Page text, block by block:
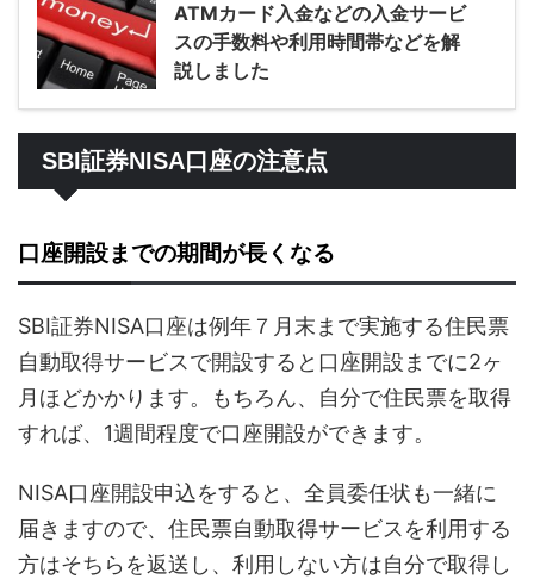
ATMカード入金などの入金サービ
スの手数料や利用時間帯などを解
説しました
SBI証券NISA口座の注意点
口座開設までの期間が長くなる
SBI証券NISA口座は例年７月末まで実施する住民票
自動取得サービスで開設すると口座開設までに2ヶ
月ほどかかります。もちろん、自分で住民票を取得
すれば、1週間程度で口座開設ができます。
NISA口座開設申込をすると、全員委任状も一緒に
届きますので、住民票自動取得サービスを利用する
方はそちらを返送し、利用しない方は自分で取得し